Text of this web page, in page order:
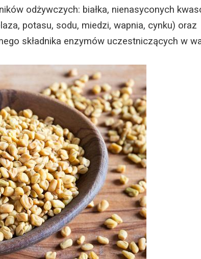
odżywczych: białka, nienasyconych
potasu, sodu, miedzi, wapnia, cynku) oraz
składnika enzymów uczestniczących w